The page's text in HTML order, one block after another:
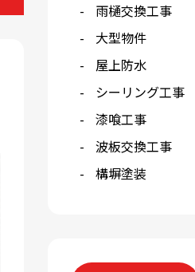
雨樋交換工事
大型物件
屋上防水
シーリング工事
漆喰工事
波板交換工事
構塀塗装